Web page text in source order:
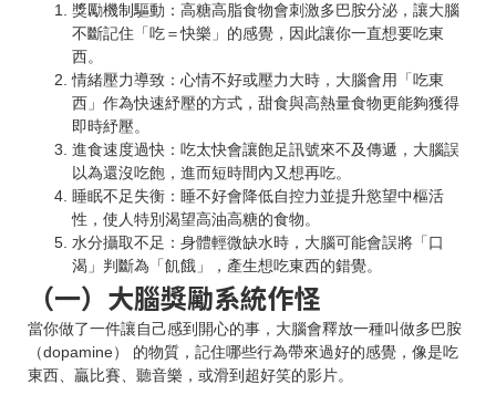
獎勵機制驅動：高糖高脂食物會刺激多巴胺分泌，讓大腦
不斷記住「吃＝快樂」的感覺，因此讓你一直想要吃東
西。
情緒壓力導致：心情不好或壓力大時，大腦會用「吃東
西」作為快速紓壓的方式，甜食與高熱量食物更能夠獲得
即時紓壓。
進食速度過快：吃太快會讓飽足訊號來不及傳遞，大腦誤
以為還沒吃飽，進而短時間內又想再吃。
睡眠不足失衡：睡不好會降低自控力並提升慾望中樞活
性，使人特別渴望高油高糖的食物。
水分攝取不足：身體輕微缺水時，大腦可能會誤將「口
渴」判斷為「飢餓」，產生想吃東西的錯覺。
（一）大腦獎勵系統作怪
當你做了一件讓自己感到開心的事，大腦會釋放一種叫做多巴胺
（dopamine） 的物質，記住哪些行為帶來過好的感覺，像是吃
東西、贏比賽、聽音樂，或滑到超好笑的影片。